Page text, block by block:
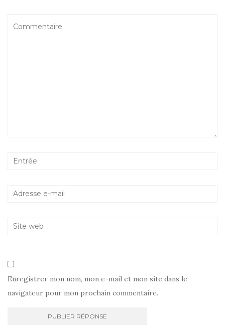
Enregistrer mon nom, mon e-mail et mon site dans le
navigateur pour mon prochain commentaire.